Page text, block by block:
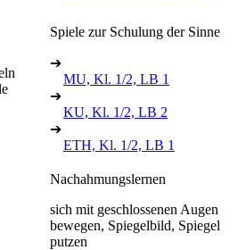
Spiele zur Schulung der Sinne
➔
MU, Kl. 1/2, LB 1
➔
KU, Kl. 1/2, LB 2
➔
ETH, Kl. 1/2, LB 1
Nachahmungslernen
sich mit geschlossenen Augen
bewegen, Spiegelbild, Spiegel
putzen